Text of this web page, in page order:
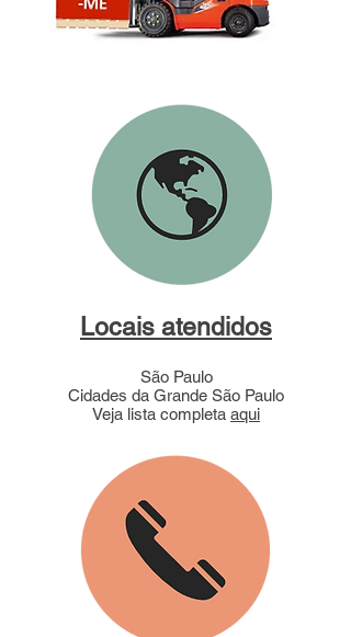
Locais atendidos
São Paulo
Cidades da Grande São Paulo
Veja lista completa aqui